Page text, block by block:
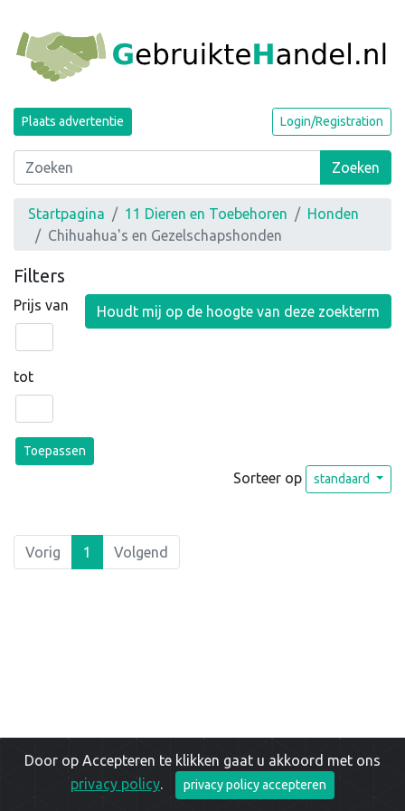
Plaats advertentie Login/Registration
Zoeken
Startpagina 11 Dieren en Toebehoren
Honden
Chihuahua's en Gezelschapshonden
Filters
Houdt mij op de hoogte van deze zoekterm
Prijs van
tot
Toepassen
Sorteer op standaard
Vorig 1 Volgend
Copyright © 2026 |Privacy Policy
Door op Accepteren te klikken gaat u akkoord met ons
privacy policy. privacy policy accepteren